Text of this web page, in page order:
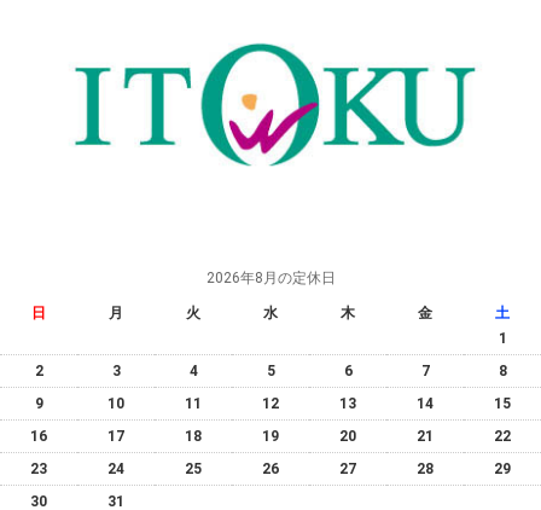
2026年8月の定休日
日 月 火 水 木 金
土
1
2
3 4 5 6 7
8
9
10 11 12 13 14
15
16
17 18 19 20 21
22
23
24 25 26 27 28
29
30
31